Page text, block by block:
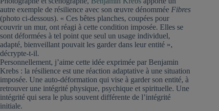
autre exemple de résilience avec son œuvre dénommée Fibres
(photo ci-dessous). « Ces bêtes planches, coupées pour
couvrir un mur, ont réagi à cette condition imposée. Elles se
sont déformées à tel point que seul un usage individuel,
adapté, bienveillant pouvait les garder dans leur entité »,
décrypte-t-il.
Personnellement, j’aime cette idée exprimée par Benjamin
Krebs : la résilience est une réaction adaptative à une situation
imposée. Une auto-déformation qui vise à garder son entité, à
retrouver une intégrité physique, psychique et spirituelle. Une
intégrité qui sera le plus souvent différente de l’intégrité
initiale.